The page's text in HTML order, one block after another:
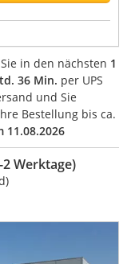
in den nächsten 1
36 Min. per UPS
und Sie
Bestellung bis ca.
11.08.2026
Werktage)